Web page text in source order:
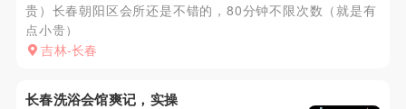
贵）长春朝阳区会所还是不错的，80分钟不限次数（就是有
点小贵）
吉林-长春
长春洗浴会馆爽记，实操